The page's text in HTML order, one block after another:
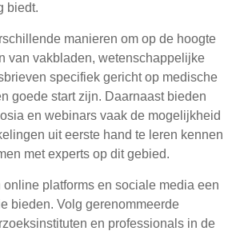
biedt.
manieren om op de hoogte
van vakbladen, wetenschappelijke
specifiek gericht op medische
goede start zijn. Daarnaast bieden
en webinars vaak de mogelijkheid
uit eerste hand te leren kennen
met experts op dit gebied.
platforms en sociale media een
bieden. Volg gerenommeerde
en professionals in de